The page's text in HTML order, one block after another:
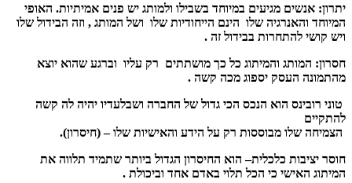
יתרון: אנשים מגיעים במיוחד בשבילו ולמותג יש פנים אמיתיות. האופי
המיוחד והאנרגיה שלו הינם הייחודיות שלו ושל המותג , וזה הבידול שלו
ויש קושי להתחרות בבידול זה .
חסרון: המותג והמיתוג כל כך מושתתים רק עליו וברגע שהוא יוצא
מהתמונה העסק יספוג מכה קשה .
טוני רובינס הוא הנכס הכי גדול של החברה ושבלעדיו יהיה לה קשה
להתקיים
הצמיחה שלו מבוססות רק על הידע והאישיות שלו – (חיסרון).
חוסר יציבות כלכלית– הוא החיסרון הגדול ביותר שתמיד תלווה את
המיתוג האישי כי הכל תלוי באדם אחד וביכולת .